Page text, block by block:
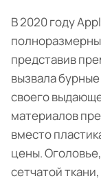
В 2020 году
представив
вызвала
своего
материалов
вместо
цены.
сетчатой